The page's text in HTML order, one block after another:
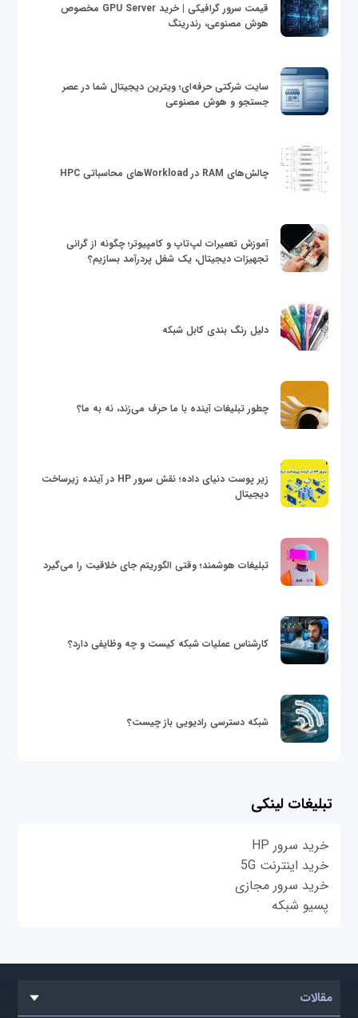
قیمت سرور گرافیکی | خرید GPU Server مخصوص
هوش مصنوعی، رندرینگ
سایت شرکتی حرفه‌ای؛ ویترین دیجیتال شما در عصر
جستجو و هوش مصنوعی
چالش‌های RAM در Workloadهای محاسباتی HPC
آموزش تعمیرات لپ‌تاپ و کامپیوتر؛ چگونه از گرانی
تجهیزات دیجیتال، یک شغل پردرآمد بسازیم؟
دلیل رنگ بندی کابل شبکه
چطور تبلیغات آینده با ما حرف می‌زند، نه به ما؟
زیر پوست دنیای داده؛ نقش سرور HP در آینده زیرساخت
دیجیتال
تبلیغات هوشمند؛ وقتی الگوریتم جای خلاقیت را می‌گیرد
کارشناس عملیات شبکه کیست و چه وظایفی دارد؟
شبکه دسترسی رادیویی باز چیست؟
تبلیغات لینکی
خرید سرور HP
خرید اینترنت 5G
خرید سرور مجازی
پسیو شبکه
مقالات